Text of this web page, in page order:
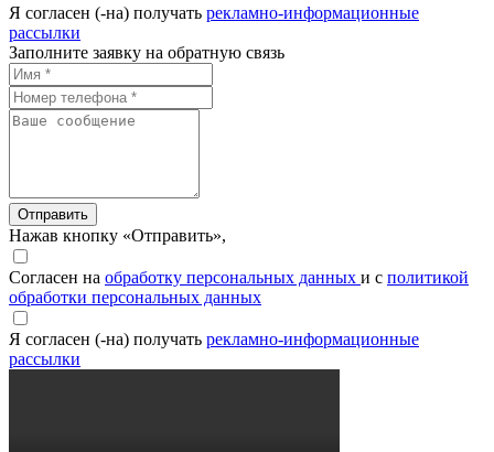
Я согласен (-на) получать рекламно-информационные
рассылки
Заполните заявку на обратную связь
Отправить
Нажав кнопку «Отправить»,
Согласен на обработку персональных данных и с политикой
обработки персональных данных
Я согласен (-на) получать рекламно-информационные
рассылки